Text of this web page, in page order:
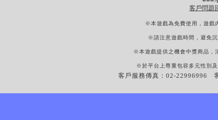
客戶問題
※本遊戲為免費使用，遊戲
※請注意遊戲時間，避免
※本遊戲提供之機會中獎商品，
※於平台上尊重包容多元性別
客戶服務傳真：02-22996996